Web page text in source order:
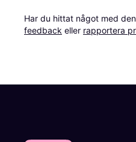
Har du hittat något med
feedback eller rapportera